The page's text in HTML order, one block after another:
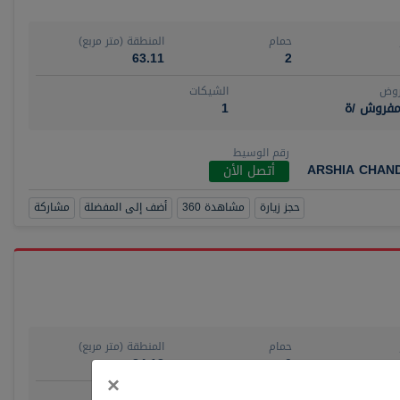
حمام
2
المنطقة (متر مربع)
63.11
/ة
الشيكات
1
ARSHIA
رقم الوسيط
أتصل الأن
حجز زيارة مشاهدة 360 أضف إلى المفضلة مشاركة
حمام
0
المنطقة (متر مربع)
84.18
×